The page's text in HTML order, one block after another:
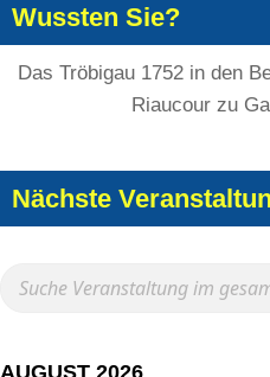
Wussten Sie?
Das Tröbigau 1752 in den
Riaucour zu
Nächste
AUGUST 2026